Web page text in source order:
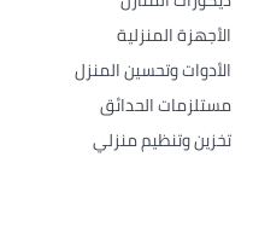
الأجهزة المنزلية
الأدوات وتحسين المنزل
مستلزمات الحدائق
تخزين وتنظيم منزلي